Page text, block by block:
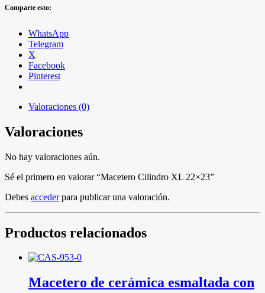
Comparte esto:
WhatsApp
Telegram
X
Facebook
Pinterest
Valoraciones (0)
Valoraciones
No hay valoraciones aún.
Sé el primero en valorar “Macetero Cilindro XL 22×23”
Debes accederpara publicar una valoración.
Productos relacionados
Macetero de cerámica esmaltada con